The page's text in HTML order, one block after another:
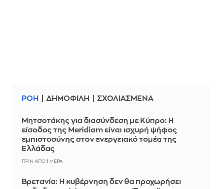
ΡΟΗ ΔΗΜΟΦΙΛΗ ΣΧΟΛΙΑΣΜΕΝΑ
Μητσοτάκης για διασύνδεση με Κύπρο: Η
είσοδος της Meridiam είναι ισχυρή ψήφος
εμπιστοσύνης στον ενεργειακό τομέα της
Ελλάδας
ΠΡΙΝ ΑΠΌ 1 ΜΈΡΑ
Βρετανία: Η κυβέρνηση δεν θα προχωρήσει